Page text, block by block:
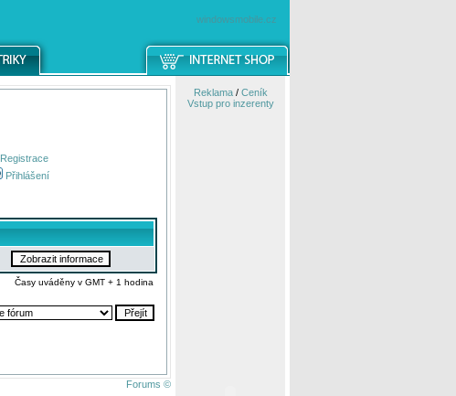
windowsmobile.cz
Registrace
Přihlášení
Časy uváděny v GMT + 1 hodina
Forums ©
Reklama/ Ceník
Vstup pro inzerenty